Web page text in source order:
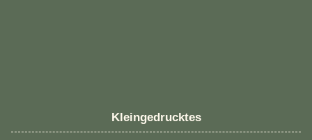
Kleingedrucktes